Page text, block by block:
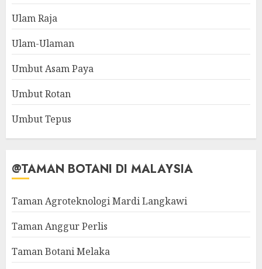
Ulam Raja
Ulam-Ulaman
Umbut Asam Paya
Umbut Rotan
Umbut Tepus
@TAMAN BOTANI DI MALAYSIA
Taman Agroteknologi Mardi Langkawi
Taman Anggur Perlis
Taman Botani Melaka